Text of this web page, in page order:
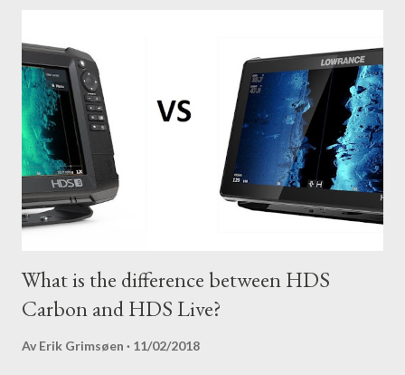
What is the difference between HDS
Carbon and HDS Live?
Av Erik Grimsøen 11/02/2018